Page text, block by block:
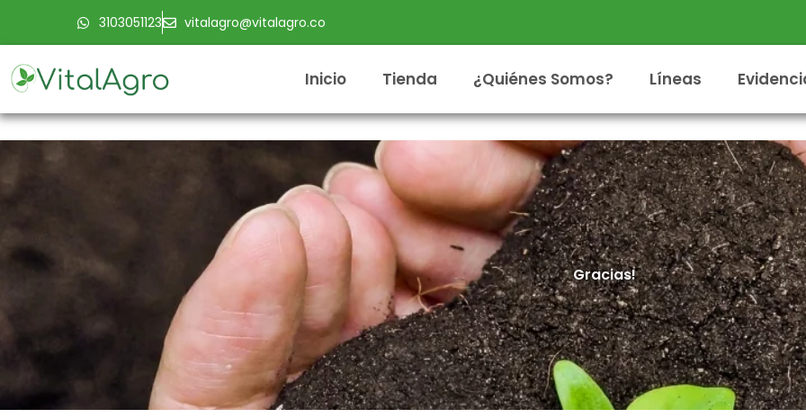
3103051123 vitalagro@vitalagro.co
Inicio Tienda ¿Quiénes Somos? Líneas
Gracias!